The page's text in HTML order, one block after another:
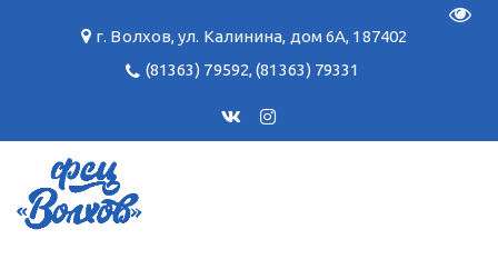
г. Волхов,ул. Калинина, дом 6А, 187402
(81363) 79592,(81363) 79331